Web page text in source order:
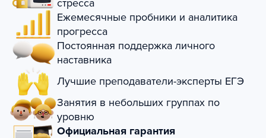
стресса
Ежемесячные пробники и аналитика
прогресса
Постоянная поддержка личного
наставника
Лучшие преподаватели-эксперты ЕГЭ
Занятия в небольших группах по
уровню
Официальная гарантия